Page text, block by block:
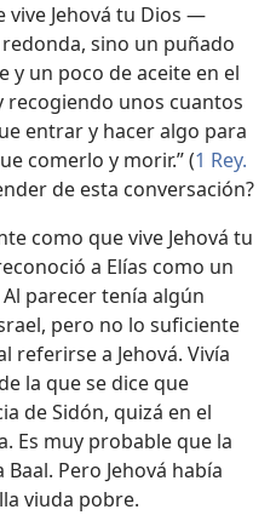
vive Jehová tu Dios —
sino un puñado
y un poco de aceite en el
recogiendo unos cuantos
entrar y hacer algo para
comerlo y morir.” (1 Rey.
de esta conversación?
como que vive Jehová tu
a Elías como un
parecer tenía algún
pero no lo suficiente
referirse a Jehová. Vivía
la que se dice que
de Sidón, quizá en el
Es muy probable que la
Pero Jehová había
viuda pobre.